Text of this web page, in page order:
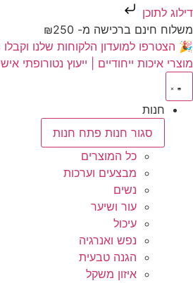
דילוג לתוכן
משלוח חינם ברכישה מ- ₪250
🎉 הצטרפו למועדון הלקוחות שלנו וקבלו 10% הנחה
מוצרי איכות ייחודיים | ייעוץ נטורופתי
חנות
סגור חנות פתח חנות
כל המוצרים
מבצעים וערכות
נשים
עור ושיער
עיכול
נפש ואנרגיה
הגנה טבעית
איזון משקל